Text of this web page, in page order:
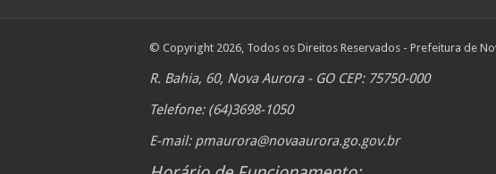
© Copyright 2026, Todos os Direitos Reservados - Prefeitura de
R. Bahia, 60, Nova Aurora - GO CEP: 75750-000
Telefone: (64)3698-1050
E-mail: pmaurora@novaaurora.go.gov.br